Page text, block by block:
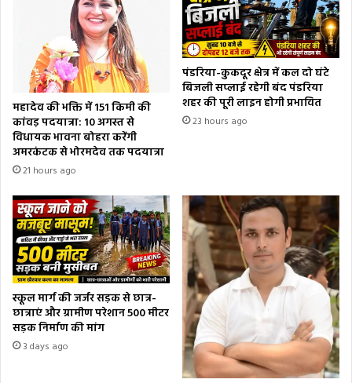
महादेव की भक्ति में 151 किमी की
कांवड़ पदयात्रा: 10 अगस्त से
विधायक भावना बोहरा करेंगी
अमरकंटक से भोरमदेव तक पदयात्रा
21 hours ago
पंडरिया-कुकदूर क्षेत्र में कल दो घंटे
बिजली सप्लाई रहेगी बंद पंडरिया
शहर की पूरी लाइन होगी प्रभावित
23 hours ago
स्कूल मार्ग की जर्जर सड़क से छात्र-
छात्राएं और ग्रामीण परेशान 500 मीटर
सड़क निर्माण की मांग
3 days ago